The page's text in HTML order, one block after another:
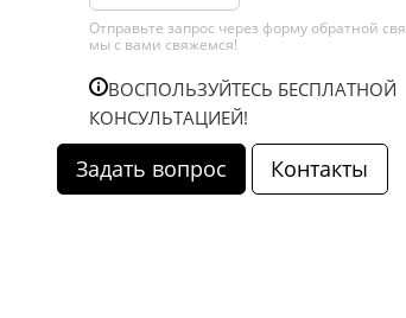
Отправьте запрос через форму обратной
мы с вами свяжемся!
ВОСПОЛЬЗУЙТЕСЬ БЕСПЛАТНОЙ
КОНСУЛЬТАЦИЕЙ!